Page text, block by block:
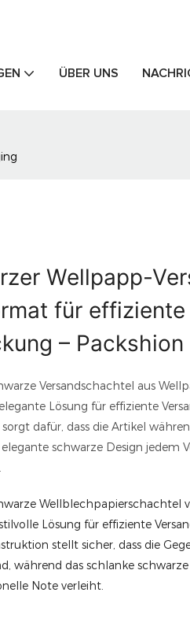
ÜBER UNS
Wellpapp-
für
–
Versandschachtel aus
Lösung für effiziente
dafür, dass die Artikel
schwarze Design jedem
Wellblechpapierschachtel
Lösung für effiziente
stellt sicher, dass die
während das schlanke
Note verleiht.